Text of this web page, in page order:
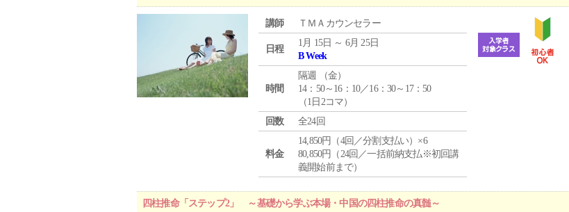
講師 ＴＭＡカウンセラー
日程
1月 15日 ～ 6月 25日
B Week
時間
隔週 （金）
14：50～16：10／16：30～17：50
（1日2コマ）
回数
全24回
料金
14,850円（4回／分割支払い）×6
80,850円（24回／一括前納支払※初回講
義開始前まで）
四柱推命「ステップ2」 ～基礎から学ぶ本場・中国の四柱推命の真髄～